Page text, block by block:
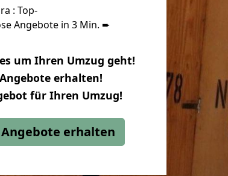
: Top-
Angebote in 3 Min. ➨
um Ihren Umzug geht!
erhalten!
für Ihren Umzug!
erhalten